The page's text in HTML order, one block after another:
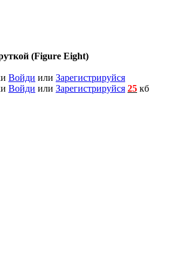
(Figure Eight)
Войди или Зарегистрируйся
Войди или Зарегистрируйся 25 кб